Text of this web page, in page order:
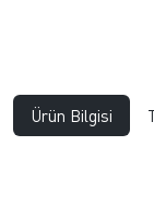
Ürün Bilgisi